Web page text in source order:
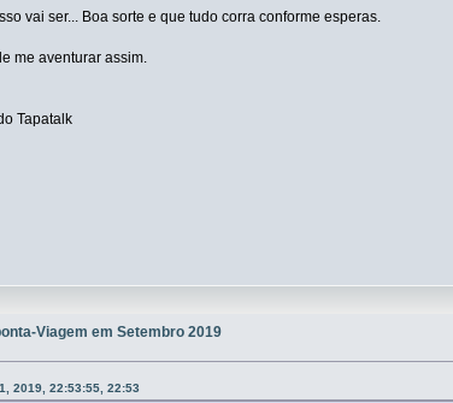
vai ser... Boa sorte e que tudo corra conforme esperas.
me aventurar assim.
Tapatalk
Viagem em Setembro 2019
2019, 22:53:55, 22:53